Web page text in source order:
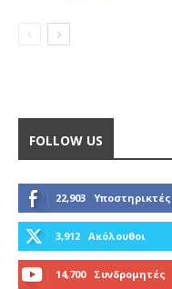
FOLLOW US
22,903 Υποστηρικτές
3,912 Ακόλουθοι
14,700 Συνδρομητές